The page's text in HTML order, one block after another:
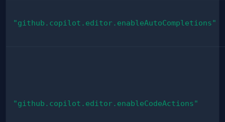
"github.copilot.editor.enableAutoCompletions"
"github.copilot.editor.enableCodeActions"